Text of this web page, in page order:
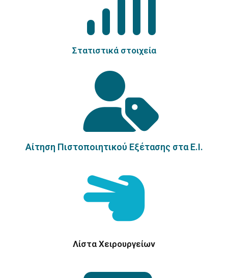
Στατιστικά στοιχεία
Αίτηση Πιστοποιητικού Εξέτασης στα E.I.
Λίστα Χειρουργείων